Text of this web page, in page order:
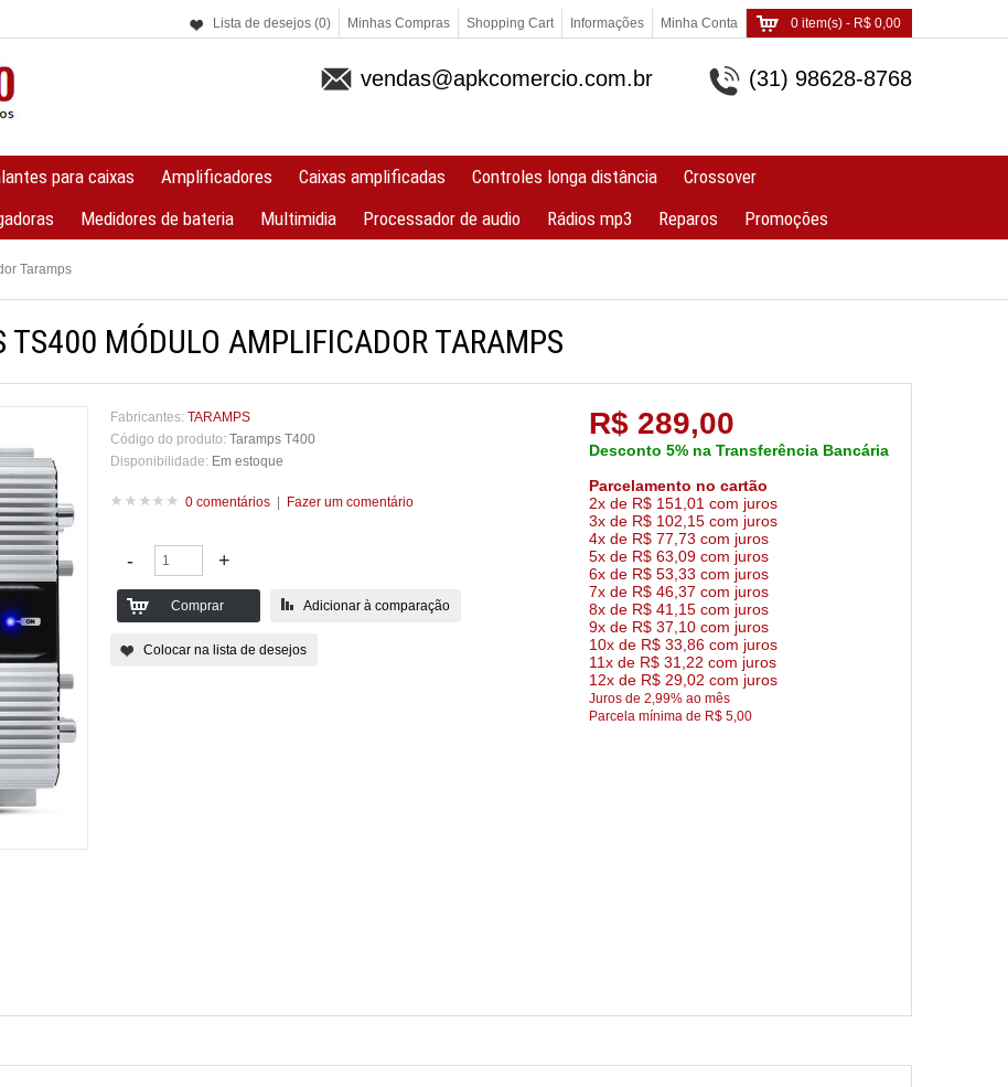
0 item(s) - R$ 0,00
Minha Conta
Informações
Shopping Cart
Minhas Compras
Lista de desejos (0)
(31) 98628-8768
vendas@apkcomercio.com.br
para caixas Amplificadores Caixas amplificadas Controles longa distância
Crossover
Medidores de bateria Multimidia Processador de audio Rádios mp3 Reparos Promoções
Taramps
MÓDULO AMPLIFICADOR TARAMPS
R$ 289,00
Desconto 5% na Transferência Bancária
Parcelamento no cartão
2x de R$ 151,01 com juros
3x de R$ 102,15 com juros
4x de R$ 77,73 com juros
5x de R$ 63,09 com juros
6x de R$ 53,33 com juros
7x de R$ 46,37 com juros
8x de R$ 41,15 com juros
9x de R$ 37,10 com juros
10x de R$ 33,86 com juros
11x de R$ 31,22 com juros
12x de R$ 29,02 com juros
Juros de 2,99% ao mês
Parcela mínima de R$ 5,00
Fabricantes: TARAMPS
Código do produto: Taramps T400
Disponibilidade: Em estoque
0 comentários Fazer um comentário
Adicionar à comparação
Colocar na lista de desejos